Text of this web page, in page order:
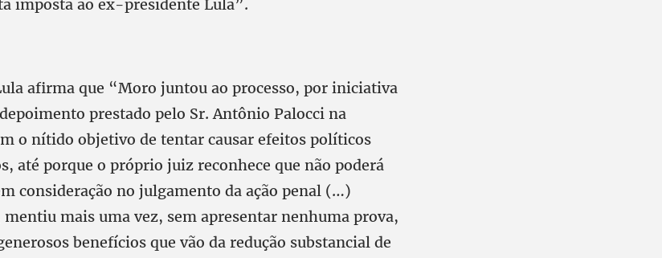
imposta ao ex-presidente Lula”.
afirma que “Moro juntou ao processo, por iniciativa
prestado pelo Sr. Antônio Palocci na
o nítido objetivo de tentar causar efeitos políticos
até porque o próprio juiz reconhece que não poderá
consideração no julgamento da ação penal (…)
mais uma vez, sem apresentar nenhuma prova,
benefícios que vão da redução substancial de